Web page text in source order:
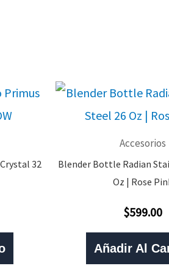
32
Accesorios
Blender Bottle Radian
Oz | Rose
Valorado
0
De
5
$599.00
Añadir Al